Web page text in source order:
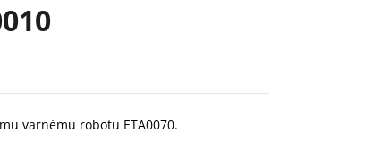
varnému robotu ETA0070.